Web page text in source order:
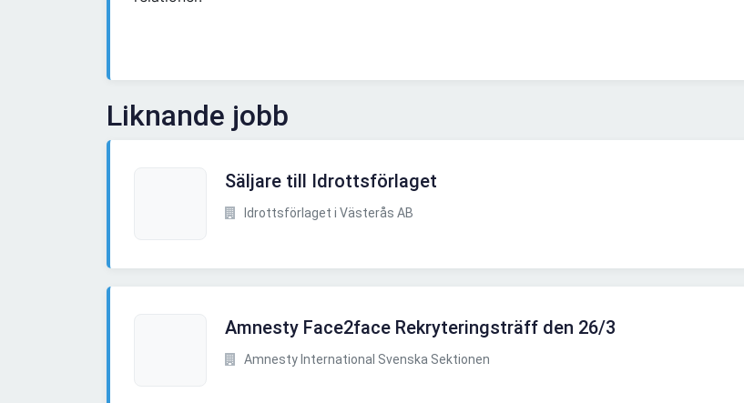
Liknande jobb
Säljare till Idrottsförlaget
Idrottsförlaget i Västerås AB
Amnesty Face2face Rekryteringsträff den 26/3
Amnesty International Svenska Sektionen